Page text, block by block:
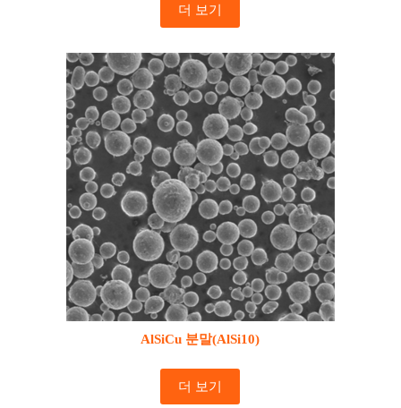
더 보기
AlSiCu 분말(AlSi10)
더 보기